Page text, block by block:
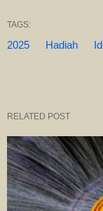
TAGS:
2025 Hadiah
RELATED POST